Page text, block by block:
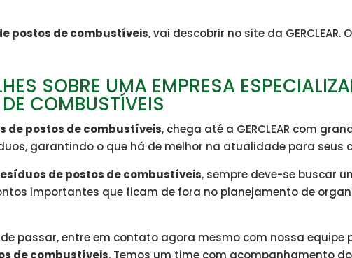
postos de combustíveis, vai descobrir no site da
SOBRE UMA EMPRESA
COMBUSTÍVEIS
de postos de combustíveis, chega até a GERCLEAR com
garantindo o que há de melhor na atualidade para seus
de postos de combustíveis, sempre deve-se buscar
importantes que ficam de fora no planejamento de
passar, entre em contato agora mesmo com nossa